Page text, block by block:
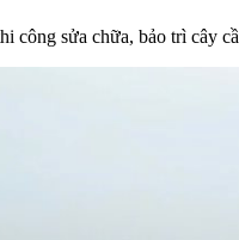
công sửa chữa, bảo trì cây